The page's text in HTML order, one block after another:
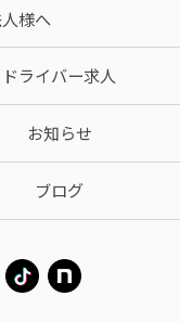
様へ
ドライバー求人
お知らせ
ブログ